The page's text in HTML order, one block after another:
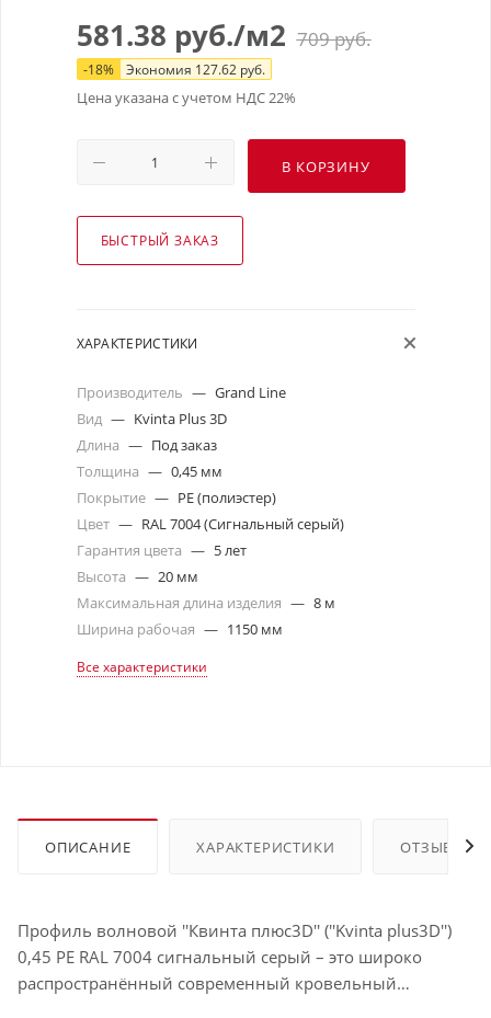
581.38 руб./м2 709руб.
-18% Экономия 127.62руб.
Цена указана с учетом НДС 22%
В КОРЗИНУ
БЫСТРЫЙ ЗАКАЗ
ХАРАКТЕРИСТИКИ
Производитель — Grand Line
Вид — Kvinta Plus 3D
Длина — Под заказ
Толщина — 0,45 мм
Покрытие — PE (полиэстер)
Цвет — RAL 7004 (Сигнальный серый)
Гарантия цвета — 5 лет
Высота — 20 мм
Максимальная длина изделия — 8 м
Ширина рабочая — 1150 мм
Все характеристики
ОПИСАНИЕ ХАРАКТЕРИСТИКИ ОТЗЫВЫ
Профиль волновой ''Квинта плюс3D'' (''Kvinta plus3D'')
0,45 PE RAL 7004 сигнальный серый – это широко
распространённый современный кровельный